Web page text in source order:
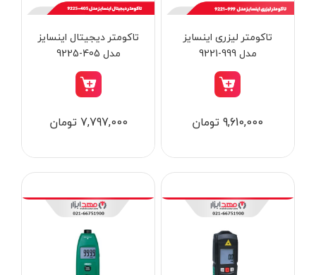
ابزار جوش و برش
ابزار اندازه گیری دقیق و لیزری
ابزار باغبانی
ابزار نجاری
ابزار بادی
برند ها
تاکومتر لیزری اینسایز
مدل 999-9221
9,610,000 تومان
تاکومتر دیجیتال اینسایز
مدل 405-9225
7,797,000 تومان